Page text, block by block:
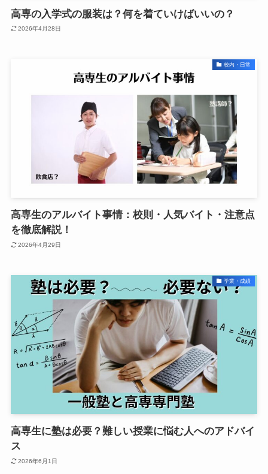
高専の入学式の服装は？何を着ていけばいいの？
2026年4月28日
校内・日常
高専生のアルバイト事情：校則・人気バイト・注意点
を徹底解説！
2026年4月29日
学業・成績
高専生に塾は必要？難しい授業に悩む人へのアドバイ
ス
2026年6月1日